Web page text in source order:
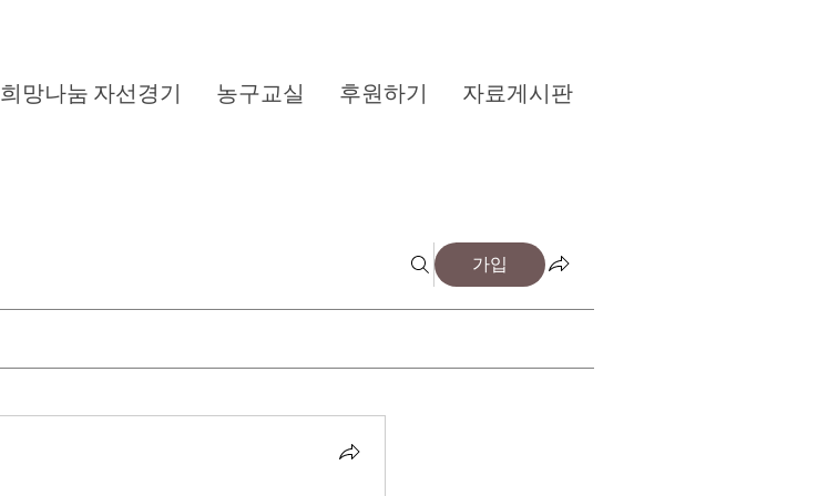
희망나눔 자선경기 농구교실 후원하기 자료게시판
가입